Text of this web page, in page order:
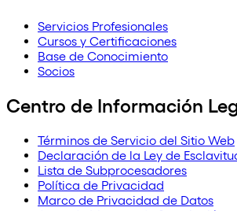
Servicios Profesionales
Cursos y Certificaciones
Base de Conocimiento
Socios
Centro de Información
Términos de Servicio del Sitio Web
Declaración de la Ley de
Lista de Subprocesadores
Política de Privacidad
Marco de Privacidad de Datos